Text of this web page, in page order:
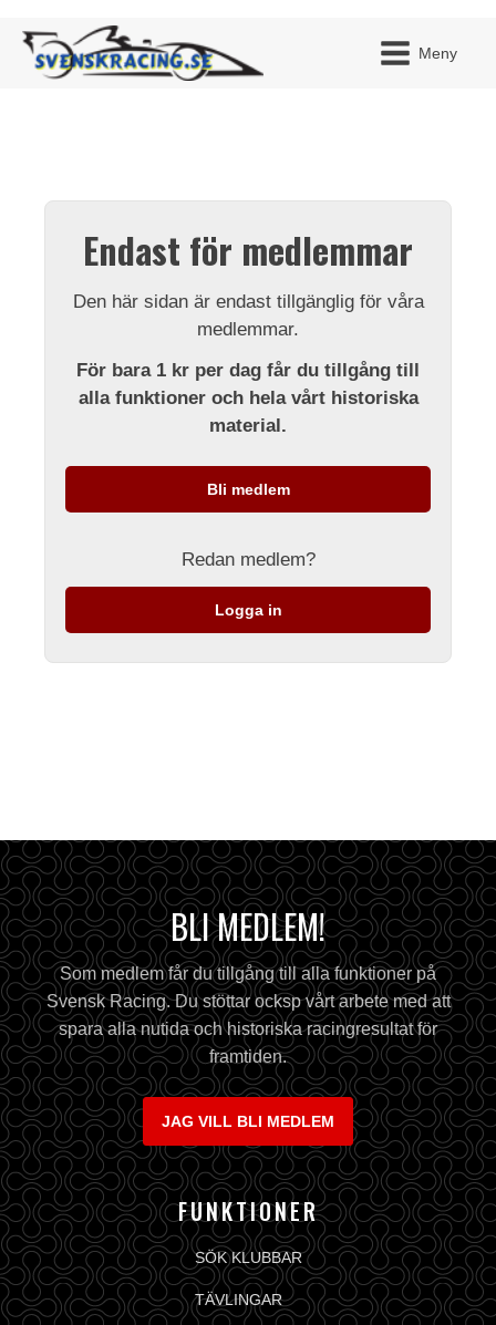
Meny
Endast för medlemmar
Den här sidan är endast tillgänglig för våra
medlemmar.
För bara 1 kr per dag får du tillgång till
alla funktioner och hela vårt historiska
material.
Bli medlem
Redan medlem?
Logga in
BLI MEDLEM!
Som medlem får du tillgång till alla funktioner på
Svensk Racing. Du stöttar ocksp vårt arbete med att
spara alla nutida och historiska racingresultat för
framtiden.
JAG VILL BLI MEDLEM
FUNKTIONER
SÖK KLUBBAR
TÄVLINGAR